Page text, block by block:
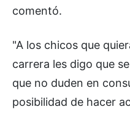
comentó.
"A los chicos que
carrera les digo que
que no duden en
posibilidad de hacer